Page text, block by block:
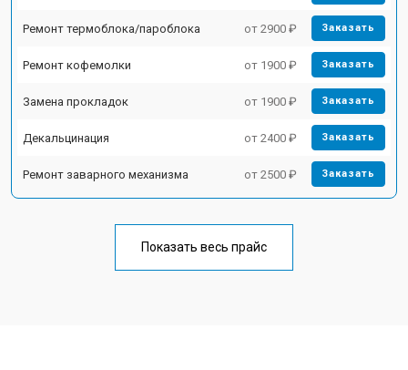
Ремонт термоблока/пароблока от 2900 ₽ Заказать
Ремонт кофемолки от 1900 ₽ Заказать
Замена прокладок от 1900 ₽ Заказать
Декальцинация от 2400 ₽ Заказать
Ремонт заварного механизма от 2500 ₽ Заказать
Показать весь прайс